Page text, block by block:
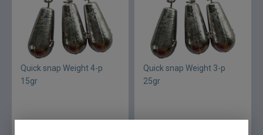
Quick snap Weight 4-p
15gr
Quick snap Weight 3-p
25gr